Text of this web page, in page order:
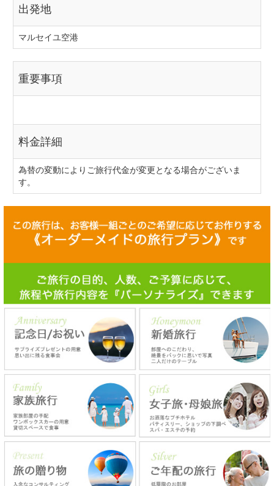
出発地
マルセイユ空港
重要事項
料金詳細
為替の変動によりご旅行代金が変更となる場合がございま
す。